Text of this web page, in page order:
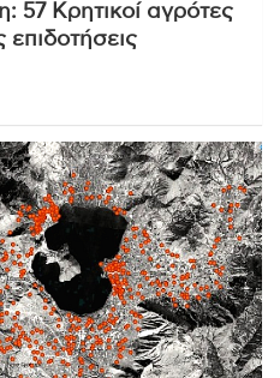
57 Κρητικοί αγρότες
επιδοτήσεις